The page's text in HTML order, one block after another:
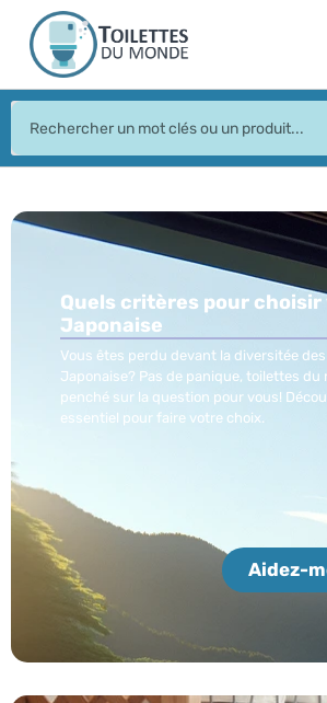
Quels critères pour
Japonaise
Vous êtes perdu devant la diversitée
Japonaise? Pas de panique, toilettes du
penché sur la question pour vous!
essentiel pour faire votre choix.
Aidez-